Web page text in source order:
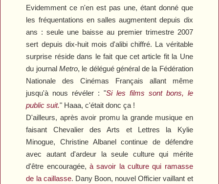
Evidemment ce n'en est pas une, étant donné que
les fréquentations en salles augmentent depuis dix
ans : seule une baisse au premier trimestre 2007
sert depuis dix-huit mois d'alibi chiffré. La véritable
surprise réside dans le fait que cet article fit la Une
du journal Metro, le délégué général de la Fédération
Nationale des Cinémas Français allant même
jusqu'à nous révéler : "Si les films sont bons, le
public suit." Haaa, c'était donc ça !
D'ailleurs, après avoir promu la grande musique en
faisant Chevalier des Arts et Lettres la Kylie
Minogue, Christine Albanel continue de défendre
avec autant d'ardeur la seule culture qui mérite
d'être encouragée,à savoir la culture qui ramasse
de la caillasse. Dany Boon, nouvel Officier vaillant et